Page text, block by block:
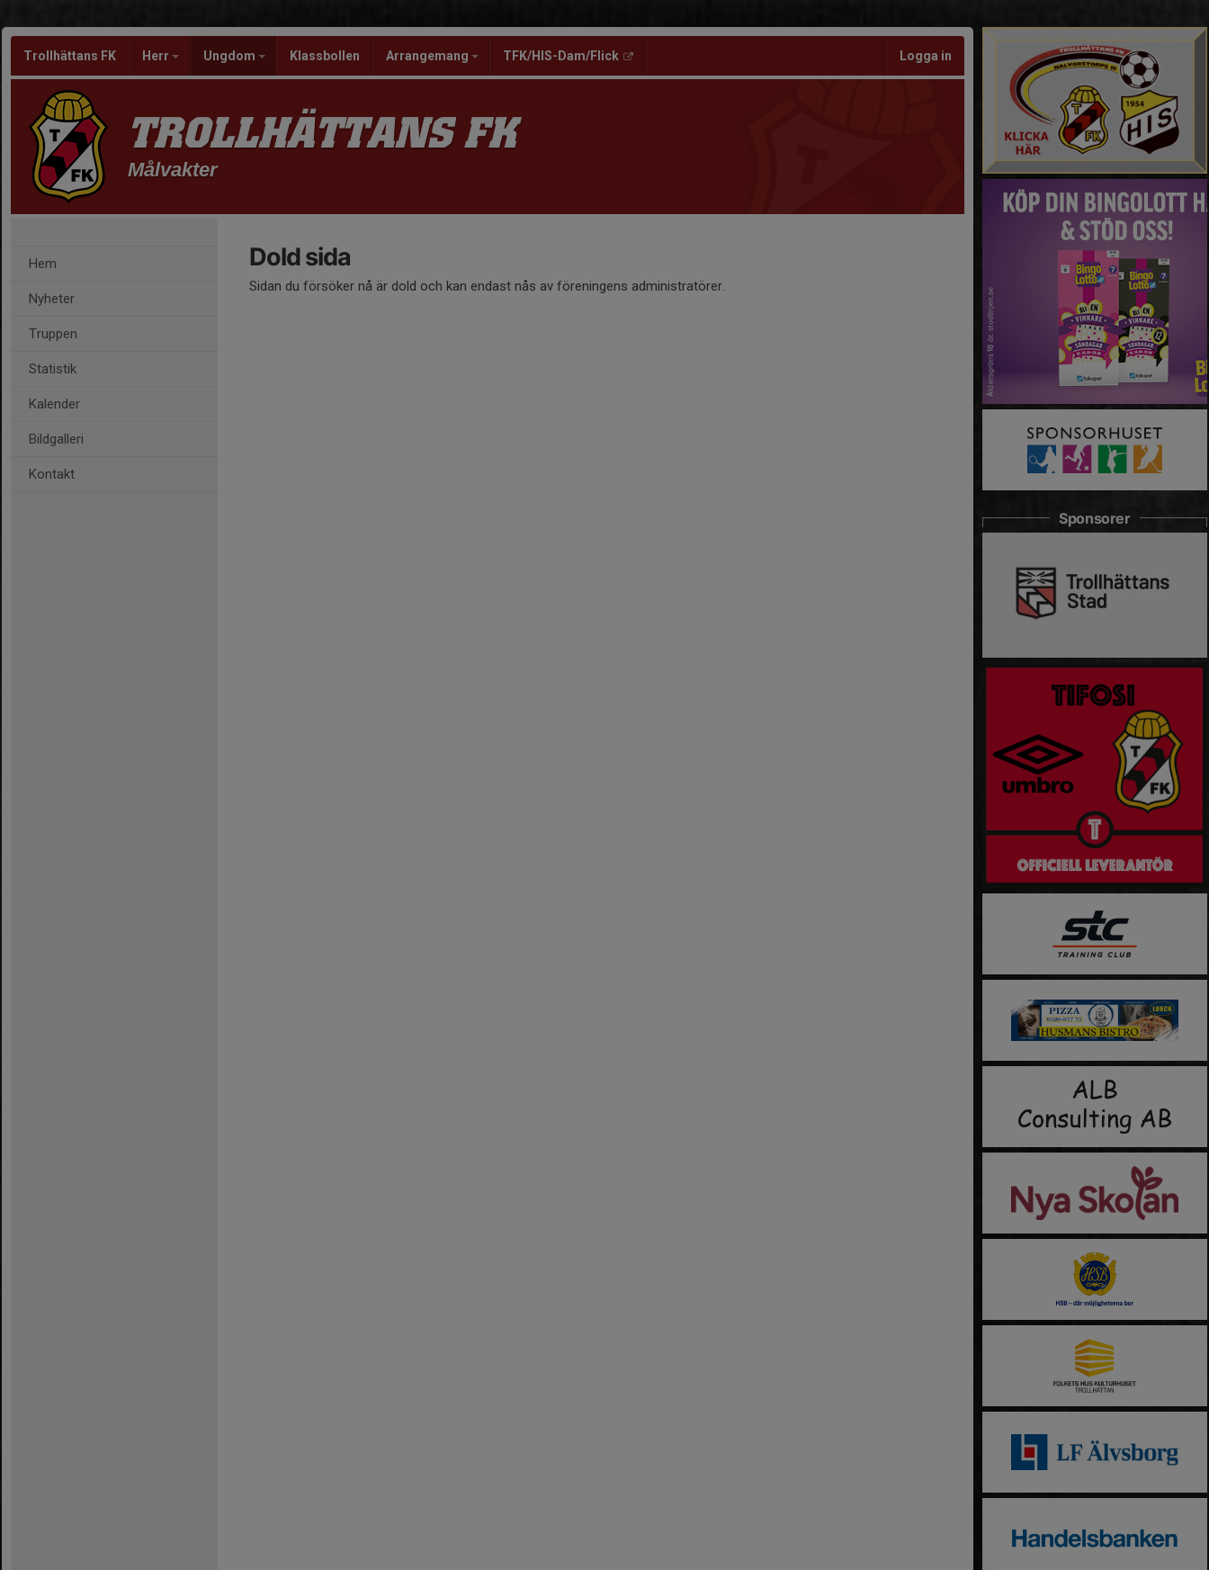
Trollhättans FK Herr Ungdom Klassbollen Arrangemang TFK/HIS-Dam/Flick Logga in
TROLLHÄTTANS FK
Målvakter
Hem
Nyheter
Truppen
Statistik
Kalender
Bildgalleri
Kontakt
Dold sida
Sidan du försöker nå är dold och kan endast nås av föreningens administratörer.
Sponsorer